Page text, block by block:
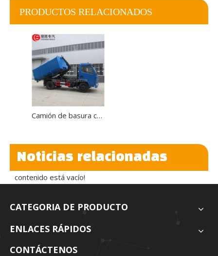
PRODUCTOS RELACIONADOS
Camión de basura con brazo de gancho DONGFENG 4*2 con función de compactación Camión cargador hidráulico para recolección de residuos
Noticias relacionadas
contenido está vacío!
CATEGORIA DE PRODUCTO
ENLACES RÁPIDOS
CONTÁCTENOS